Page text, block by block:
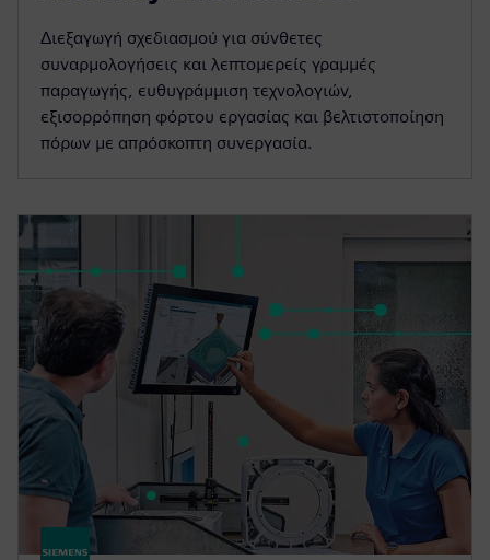
Διεξαγωγή σχεδιασμού για σύνθετες
συναρμολογήσεις και λεπτομερείς γραμμές
παραγωγής, ευθυγράμμιση τεχνολογιών,
εξισορρόπηση φόρτου εργασίας και βελτιστοποίηση
πόρων με απρόσκοπτη συνεργασία.